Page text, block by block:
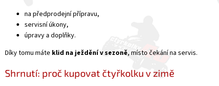
na předprodejní přípravu,
servisní úkony,
úpravy a doplňky.
Díky tomu máte klid na ježdění v sezoně, místo čekání na servis.
Shrnutí: proč kupovat čtyřkolku v zimě